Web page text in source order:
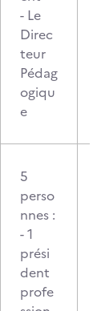
- Le
Direc
teur
Pédag
ogiqu
e
5
perso
nnes :
- 1
prési
dent
profe